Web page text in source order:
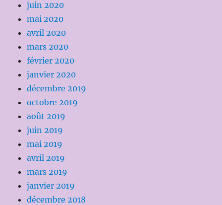
juin 2020
mai 2020
avril 2020
mars 2020
février 2020
janvier 2020
décembre 2019
octobre 2019
août 2019
juin 2019
mai 2019
avril 2019
mars 2019
janvier 2019
décembre 2018